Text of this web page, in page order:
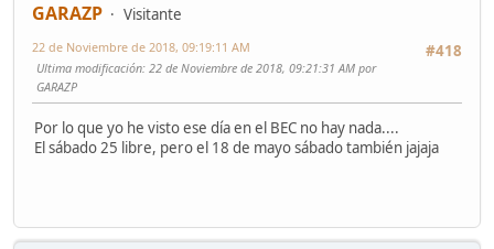
GARAZP
Visitante
#418
22 de Noviembre de 2018, 09:19:11 AM
Ultima modificación: 22 de Noviembre de 2018, 09:21:31 AM por
GARAZP
Por lo que yo he visto ese día en el BEC no hay nada....
El sábado 25 libre, pero el 18 de mayo sábado también jajaja